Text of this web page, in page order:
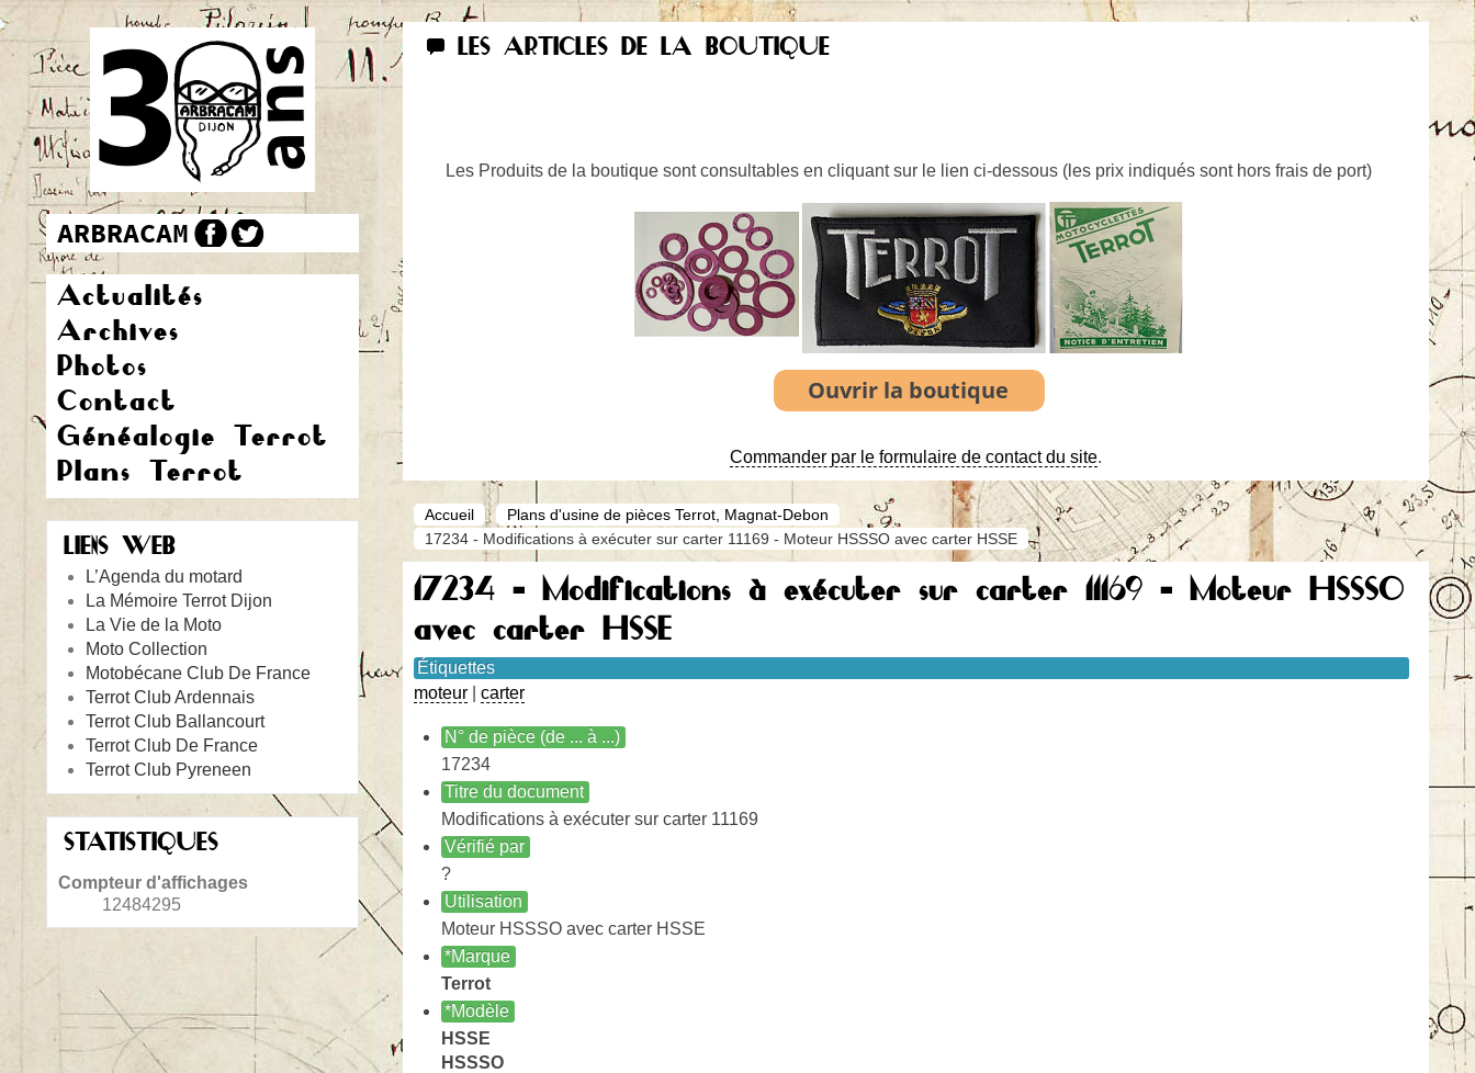
Actualités
Archives
Photos
Contact
Généalogie Terrot
Plans Terrot
LIENS WEB
L’Agenda du motard
La Mémoire Terrot Dijon
La Vie de la Moto
Moto Collection
Motobécane Club De France
Terrot Club Ardennais
Terrot Club Ballancourt
Terrot Club De France
Terrot Club Pyreneen
STATISTIQUES
Compteur d'affichages
12484295
LES ARTICLES DE LA BOUTIQUE
Les Produits de la boutique sont consultables en cliquant sur le lien ci-dessous ( les prix indiqués sont hors frais de port)
Commander par le formulaire de contact du site.
Accueil
Plans d'usine de pièces Terrot, Magnat-Debon
17234 - Modifications à exécuter sur carter 11169 - Moteur HSSSO avec carter HSSE
17234 - Modifications à exécuter sur carter 11169 - Moteur HSSSO
avec carter HSSE
Étiquettes
moteur
carter
N° de pièce (de ... à ...)
17234
Titre du document
Modifications à exécuter sur carter 11169
Vérifié par
?
Utilisation
Moteur HSSSO avec carter HSSE
*Marque
Terrot
*Modèle
HSSE
HSSSO